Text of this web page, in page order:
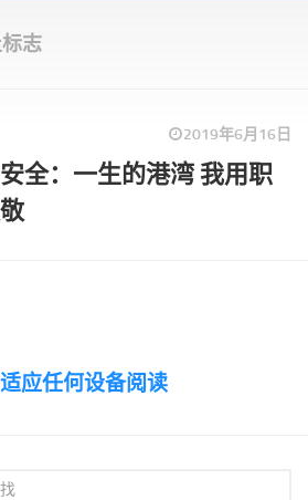
志
2019年6月16日
全：一生的港湾 我用职
应任何设备阅读